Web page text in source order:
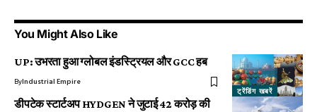
You Might Also Like
ट्रेंडिंग खबरें
UP: उभरता हुआ ग्लोबल इंडस्ट्रियल और GCC हब
ByIndustrial Empire
डीपटेक स्टार्टअप HYDGEN ने जुटाई ₹42 करोड़ की